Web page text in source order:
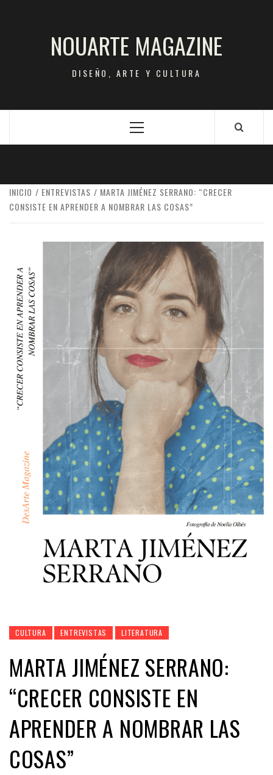
NOUARTE MAGAZINE
DISEÑO, ARTE Y CULTURA
Menú
INICIO ENTREVISTAS
MARTA JIMÉNEZ SERRANO: “CRECER
CONSISTE EN APRENDER A NOMBRAR LAS COSAS”
CULTURA ENTREVISTAS LITERATURA
MARTA JIMÉNEZ SERRANO:
“CRECER CONSISTE EN
APRENDER A NOMBRAR LAS
COSAS”